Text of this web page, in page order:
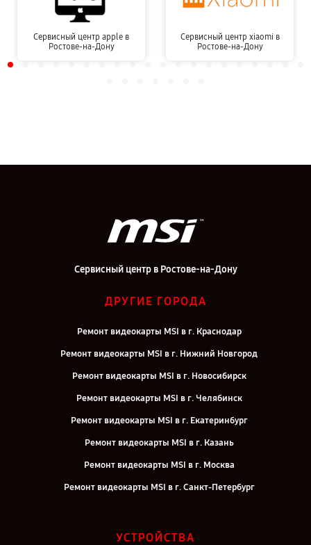
Сервисный центр apple в
Ростове-на-Дону
Сервисный центр xiaomi в
Ростове-на-Дону
Сервисный центр в Ростове-на-Дону
ДРУГИЕ ГОРОДА
Ремонт видеокарты MSI в г. Краснодар
Ремонт видеокарты MSI в г. Нижний Новгород
Ремонт видеокарты MSI в г. Новосибирск
Ремонт видеокарты MSI в г. Челябинск
Ремонт видеокарты MSI в г. Екатеринбург
Ремонт видеокарты MSI в г. Казань
Ремонт видеокарты MSI в г. Москва
Ремонт видеокарты MSI в г. Санкт-Петербург
УСТРОЙСТВА